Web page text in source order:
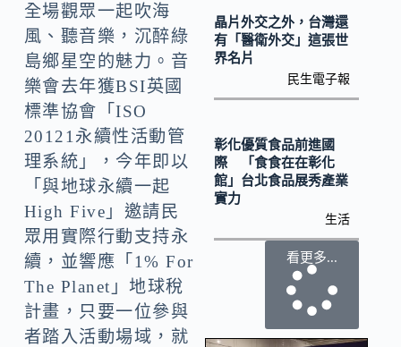
全場觀眾一起吹海
風、聽音樂，沉醉綠
島鄉星空的魅力。音
樂會去年獲BSI英國
標準協會「ISO
20121永續性活動管
理系統」，今年即以
「與地球永續一起
High Five」邀請民
眾用實際行動支持永
續，並響應「1% For
The Planet」地球稅
計畫，只要一位參與
者踏入活動場域，就
晶片外交之外，台灣還
有「醫衛外交」這張世
界名片
民生電子報
彰化優質食品前進國
際 「食食在在彰化
館」台北食品展秀產業
實力
生活
看更多...